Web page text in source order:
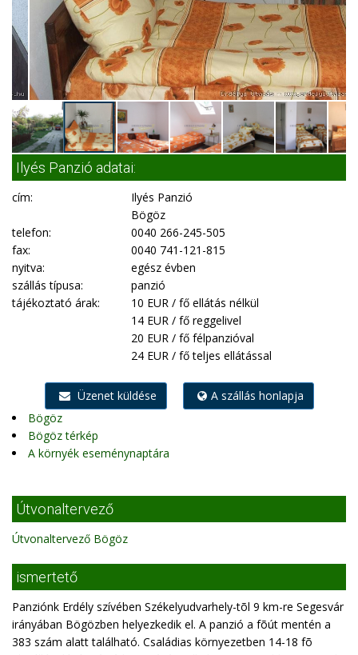
Ilyés Panzió adatai:
cím:
Ilyés Panzió
Bögöz
telefon:
0040 266-245-505
fax:
0040 741-121-815
nyitva:
egész évben
szállás típusa:
panzió
tájékoztató árak:
10 EUR / fő ellátás nélkül
14 EUR / fő reggelivel
20 EUR / fő félpanzióval
24 EUR / fő teljes ellátással
Üzenet küldése
A szállás honlapja
Bögöz
Bögöz térkép
A környék eseménynaptára
Útvonaltervező
Útvonaltervező Bögöz
ismertető
Panziónk Erdély szívében Székelyudvarhely-tõl 9 km-re Segesvár
irányában Bögözben helyezkedik el. A panzió a fõút mentén a
383 szám alatt található. Családias környezetben 14-18 fõ